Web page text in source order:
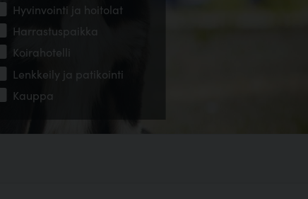
Hyvinvointi ja hoitolat
Harrastuspaikka
Koirahotelli
Lenkkeily ja patikointi
Kauppa